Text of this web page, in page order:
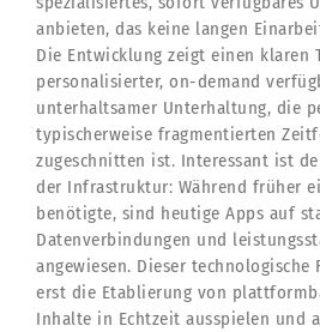
anbieten, das keine langen
Die Entwicklung zeigt einen klaren
personalisierter, on-demand
unterhaltsamer Unterhaltung, die
typischerweise fragmentierten
zugeschnitten ist. Interessant ist
der Infrastruktur: Während früher
benötigte, sind heutige Apps auf
Datenverbindungen und
angewiesen. Dieser
erst die Etablierung von
Inhalte in Echtzeit ausspielen und